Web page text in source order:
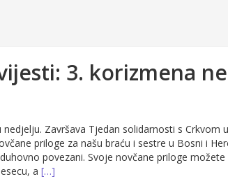
3. korizmena
Završava Tjedan solidarnosti s Crkvom
priloge za našu braću i sestre u Bosni i
povezani. Svoje novčane priloge možete
a […]